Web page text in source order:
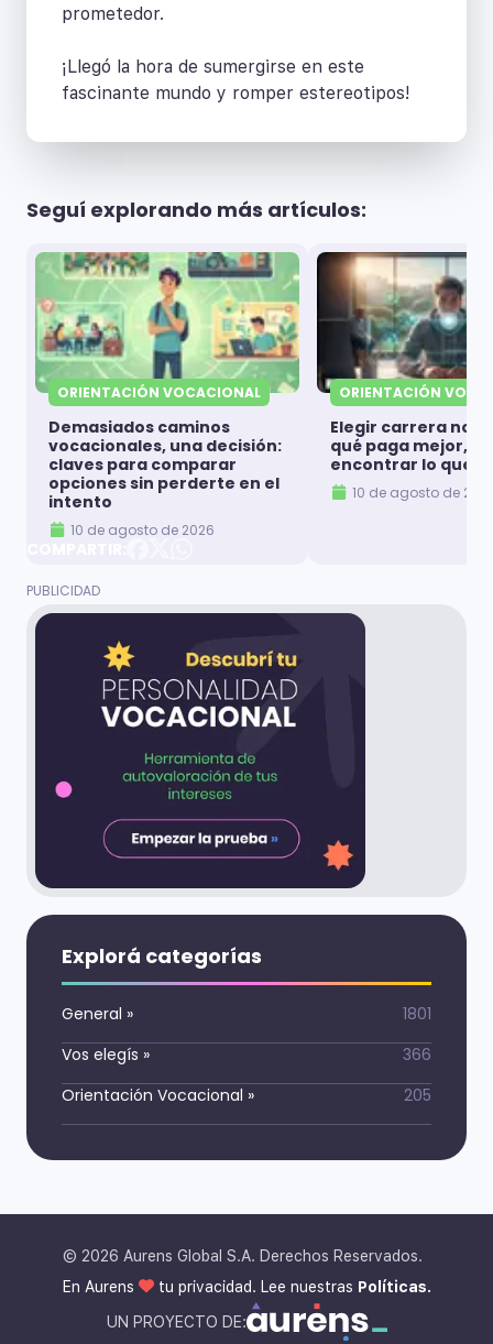
prometedor.
¡Llegó la hora de sumergirse en este
fascinante mundo y romper estereotipos!
Seguí explorando más artículos:
ORIENTACIÓN VOCACIONAL
Demasiados caminos
vocacionales, una decisión:
claves para comparar
opciones sin perderte en el
intento
10 de agosto de 2026
ORIENTACIÓN
Elegir carrera no
qué paga mejor, es
encontrar lo que
10 de agosto de
Explorá categorías
General »
1801
Vos elegís »
366
Orientación Vocacional » 205
© 2026 Aurens Global S.A. Derechos Reservados.
En Aurens
tu privacidad. Lee nuestras Políticas.
UN PROYECTO DE: